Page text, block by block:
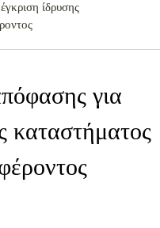
ίδρυσης
για
καταστήματος